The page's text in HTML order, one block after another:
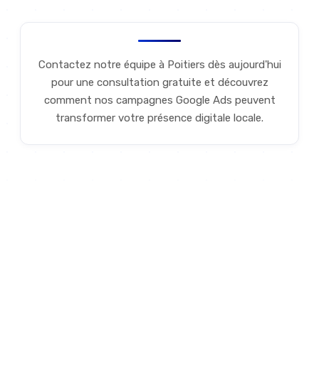
Contactez notre équipe à Poitiers dès aujourd'hui
pour une consultation gratuite et découvrez
comment nos campagnes Google Ads peuvent
transformer votre présence digitale locale.